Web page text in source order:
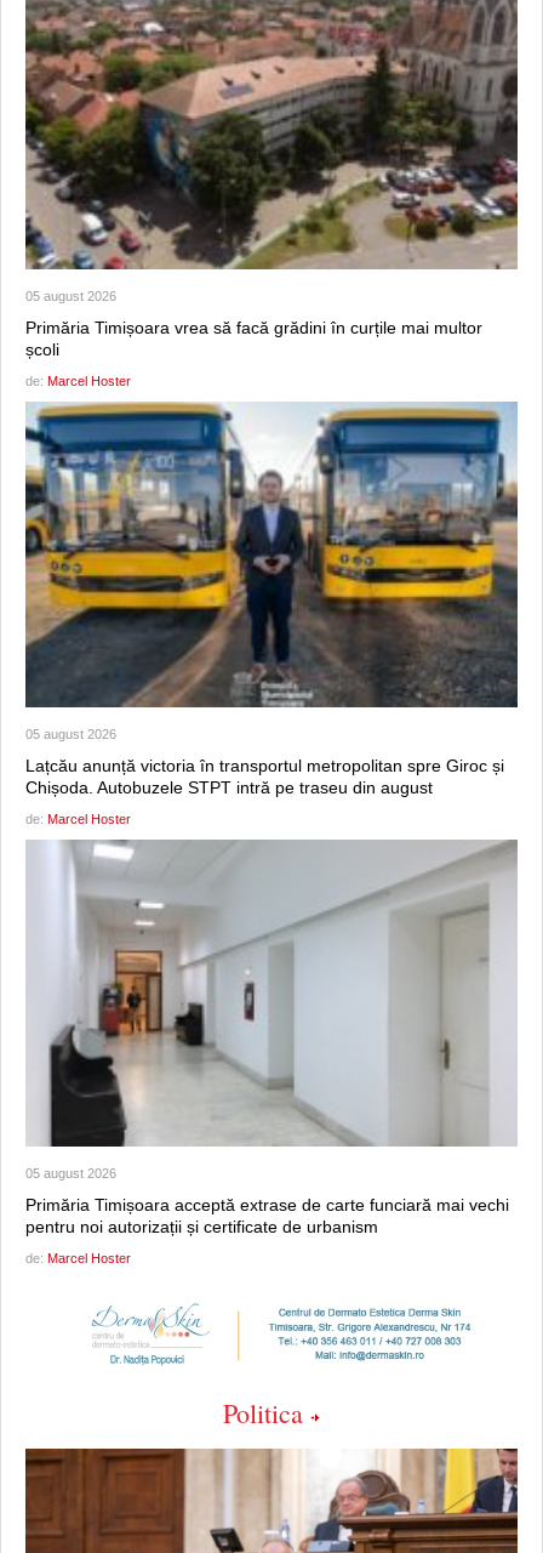
05 august 2026
Primăria Timișoara vrea să facă grădini în curțile mai multor
școli
de: Marcel Hoster
05 august 2026
Lațcău anunță victoria în transportul metropolitan spre Giroc și
Chișoda. Autobuzele STPT intră pe traseu din august
de: Marcel Hoster
05 august 2026
Primăria Timișoara acceptă extrase de carte funciară mai vechi
pentru noi autorizații și certificate de urbanism
de: Marcel Hoster
Politica